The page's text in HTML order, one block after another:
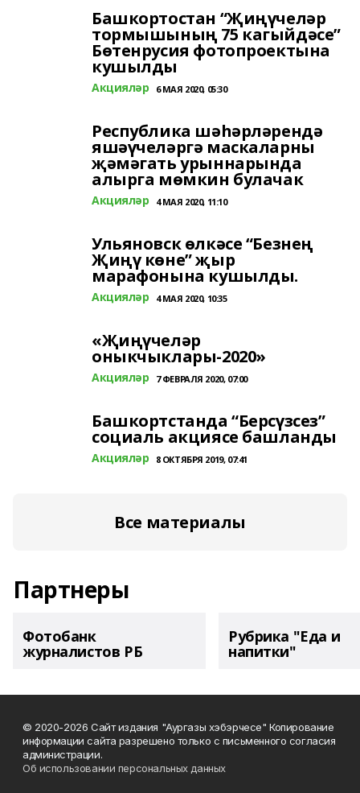
Башкортостан “Җиңүчеләр
тормышының 75 кагыйдәсе”
Бөтенрусия фотопроектына
кушылды
Акцияләр 6 МАЯ 2020, 05:30
Республика шәһәрләрендә
яшәүчеләргә маскаларны
җәмәгать урыннарында
алырга мөмкин булачак
Акцияләр 4 МАЯ 2020, 11:10
Ульяновск өлкәсе “Безнең
Җиңү көне” җыр
марафонына кушылды.
Акцияләр 4 МАЯ 2020, 10:35
«Җиңүчеләр
оныкчыклары-2020»
Акцияләр 7 ФЕВРАЛЯ 2020, 07:00
Башкортстанда “Берсүзсез”
социаль акциясе башланды
Акцияләр 8 ОКТЯБРЯ 2019, 07:41
Все материалы
Партнеры
Фотобанк
журналистов РБ
Рубрика "Еда и
напитки"
© 2020-2026 Сайт издания "Аургазы хэбэрчесе" Копирование
информации сайта разрешено только с письменного согласия
администрации.
Об использовании персональных данных